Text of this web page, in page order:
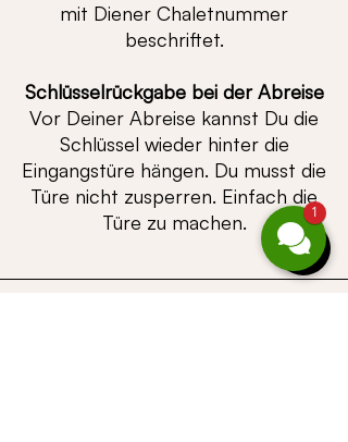
mit Diener Chaletnummer
beschriftet.
Schlüsselrückgabe bei der Abreise
Vor Deiner Abreise kannst Du die
Schlüssel wieder hinter die
Eingangstüre hängen. Du musst die
Türe nicht zusperren. Einfach die
Türe zu machen.
1